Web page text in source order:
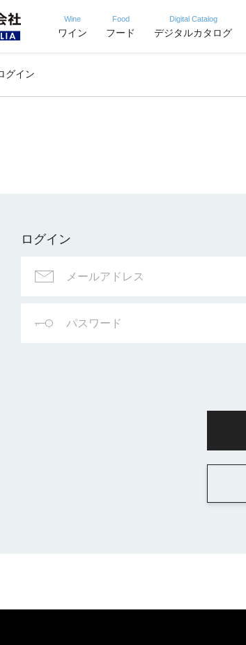
Wine
ワイン
Food
フード
Digital Catalog
デジタルカタログ
グイン
ログイン